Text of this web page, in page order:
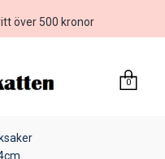
över 500 kronor
0